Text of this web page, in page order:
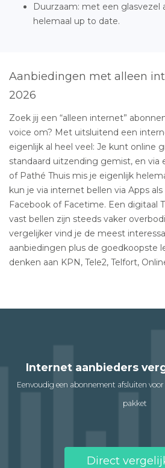
Duurzaam: met een glasvezel
helemaal up to date.
Aanbiedingen met alleen
2026
Zoek jij een “alleen internet”
voice om? Met uitsluitend een
eigenlijk al heel veel: Je kunt online
standaard uitzending gemist, en via
of Pathé Thuis mis je eigenlijk
kun je via internet bellen via Apps
Facebook of Facetime. Een digitaal
vast bellen zijn steeds vaker
vergelijker vind je de meest
aanbiedingen plus de goedkoopste
denken aan KPN, Tele2, Telfort,
Internet aanbieders
Eenvoudig een abonnement afsluiten
pakket
Direct